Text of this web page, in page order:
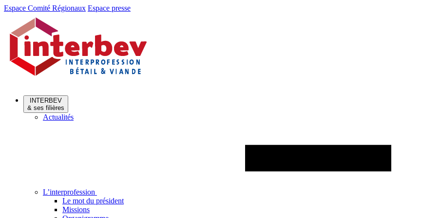
Aller
Aller
contenu
Espace Comité Régionaux Espace presse
INTERBEV
& ses filières
Actualités
L’interprofession
Le mot du président
Missions